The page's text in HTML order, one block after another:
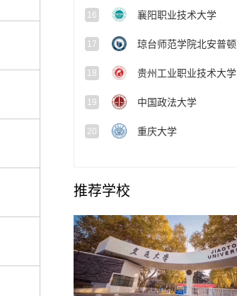
16 襄阳职业技术大学
17
18 贵州工业职业技术大学
19 中国政法大学
20 重庆大学
推荐学校